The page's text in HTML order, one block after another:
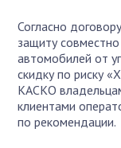
Согласно
защиту
автомобилей от
скидку по риску
КАСКО
клиентами
по рекомендации.